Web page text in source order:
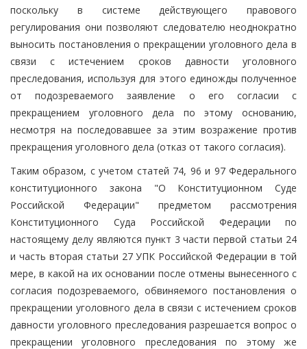
поскольку в системе действующего правового
регулирования они позволяют следователю неоднократно
выносить постановления о прекращении уголовного дела в
связи с истечением сроков давности уголовного
преследования, используя для этого единожды полученное
от подозреваемого заявление о его согласии с
прекращением уголовного дела по этому основанию,
несмотря на последовавшее за этим возражение против
прекращения уголовного дела (отказ от такого согласия).
Таким образом, с учетом статей 74, 96 и 97 Федерального
конституционного закона "О Конституционном Суде
Российской Федерации" предметом рассмотрения
Конституционного Суда Российской Федерации по
настоящему делу являются пункт 3 части первой статьи 24
и часть вторая статьи 27 УПК Российской Федерации в той
мере, в какой на их основании после отмены вынесенного с
согласия подозреваемого, обвиняемого постановления о
прекращении уголовного дела в связи с истечением сроков
давности уголовного преследования разрешается вопрос о
прекращении уголовного преследования по этому же